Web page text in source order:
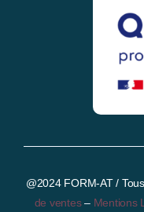
@2024 FORM-AT /
de ventes– Mentions